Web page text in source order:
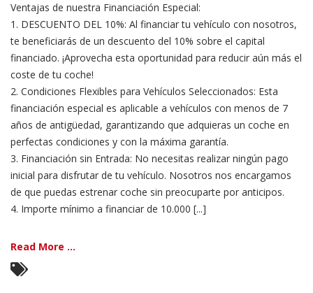
Ventajas de nuestra Financiación Especial:
1. DESCUENTO DEL 10%: Al financiar tu vehículo con nosotros,
te beneficiarás de un descuento del 10% sobre el capital
financiado. ¡Aprovecha esta oportunidad para reducir aún más el
coste de tu coche!
2. Condiciones Flexibles para Vehículos Seleccionados: Esta
financiación especial es aplicable a vehículos con menos de 7
años de antigüedad, garantizando que adquieras un coche en
perfectas condiciones y con la máxima garantía.
3. Financiación sin Entrada: No necesitas realizar ningún pago
inicial para disfrutar de tu vehículo. Nosotros nos encargamos
de que puedas estrenar coche sin preocuparte por anticipos.
4. Importe mínimo a financiar de 10.000 [...]
Read More ...